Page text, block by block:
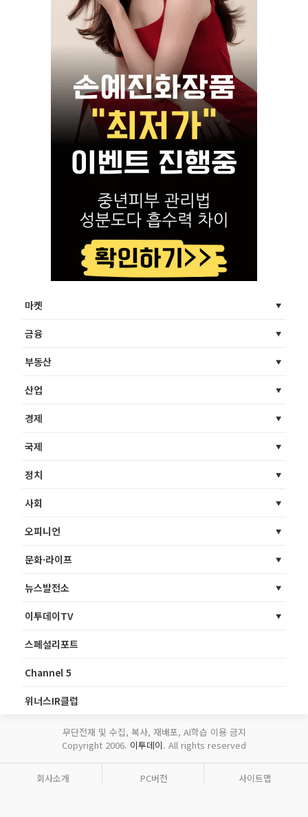
마켓
금융
부동산
산업
경제
국제
정치
사회
오피니언
문화·라이프
뉴스발전소
이투데이TV
스페셜리포트
Channel 5
위너스IR클럽
무단전재 및 수집, 복사, 재배포, AI학습 이용 금지
Copyright 2006. 이투데이. All rights reserved
회사소개 PC버전 사이트맵